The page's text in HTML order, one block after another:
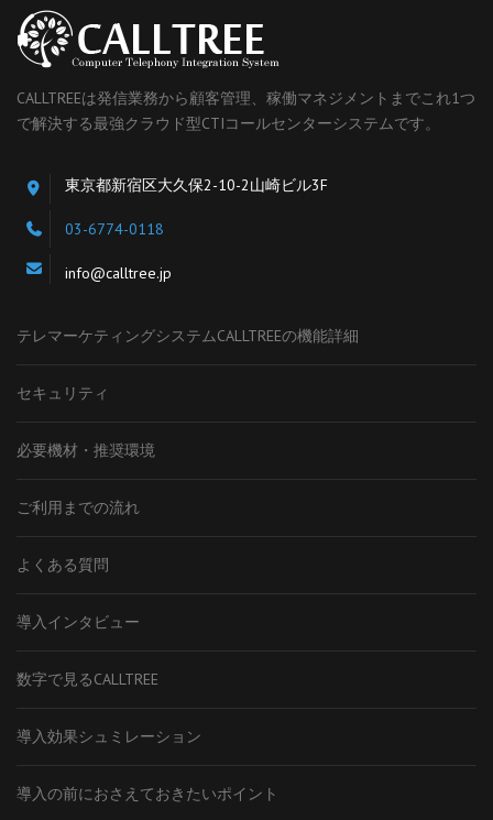
CALLTREEは発信業務から顧客管理、稼働マネジメントまでこれ1つ
で解決する最強クラウド型CTIコールセンターシステムです。
東京都新宿区大久保2-10-2山崎ビル3F
03-6774-0118
info@calltree.jp
テレマーケティングシステムCALLTREEの機能詳細
セキュリティ
必要機材・推奨環境
ご利用までの流れ
よくある質問
導入インタビュー
数字で見るCALLTREE
導入効果シュミレーション
導入の前におさえておきたいポイント